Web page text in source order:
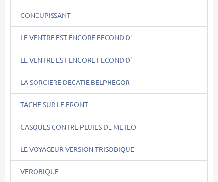
CONCUPISSANT
LE VENTRE EST ENCORE FECOND D'
LE VENTRE EST ENCORE FECOND D'
LA SORCIERE DECATIE BELPHEGOR
TACHE SUR LE FRONT
CASQUES CONTRE PLUIES DE METEO
LE VOYAGEUR VERSION TRISOBIQUE
VEROBIQUE